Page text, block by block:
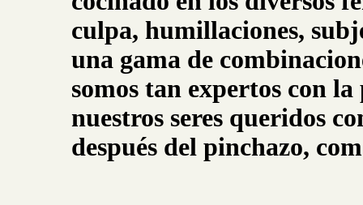
culpa, humillaciones,
una gama de
somos tan expertos con
nuestros seres queridos
después del pinchazo,